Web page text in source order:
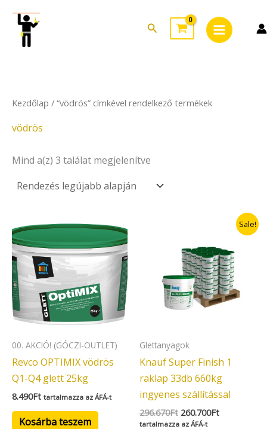
content
Search
Menu
Kezdőlap / “vödrös” címkével rendelkező termékek
vödrös
Mind a(z) 3 találat megjelenítve
latest
00. AKCIÓ! (GÓCZI-OUTLET)
Revco OPTIMIX vödrös
Q1-Q4 glett 25kg
8.490Ft tartalmazza az ÁFÁ-t
Kosárba teszem
Sale!
Glettanyagok
Knauf Super Finish 1
raklap 33db 660kg
ingyenes szállítással
296.670Ft
296.670Ft.
260.700Ft
Current
price
260.700Ft.
tartalmazza az ÁFÁ-t